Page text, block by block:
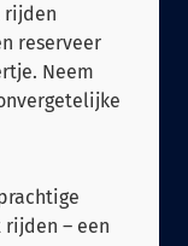
rijden
reserveer
Neem
rijden – een